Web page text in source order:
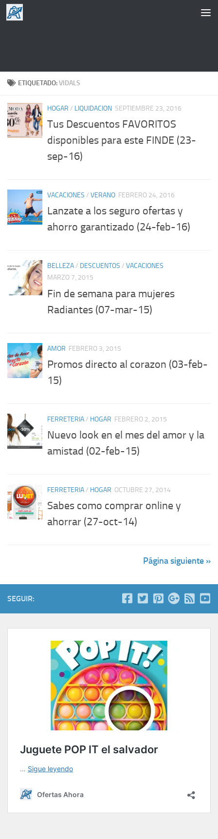
Saltar al contenido
ETIQUETADO:VIDALS
HOGAR / LIQUIDACION SEPTIEMBRE 23, 2016
Tus Descuentos FAVORITOS
disponibles para este FINDE (23-
sep-16)
VACACIONES / VERANO FEBRERO 24, 2016
Lanzate a los seguro ofertas y
ahorro garantizado (24-feb-16)
BELLEZA/ DESCUENTOS / VACACIONES
MARZO 7, 2015
Fin de semana para mujeres
Radiantes (07-mar-15)
AMOR FEBRERO 3, 2015
Promos directo al corazon (03-feb-
15)
FERRETERIA/ HOGAR FEBRERO 2, 2015
Nuevo look en el mes del amor y la
amistad (02-feb-15)
FERRETERIA/ HOGAR OCTUBRE 27, 2014
Sabes como comprar online y
ahorrar (27-oct-14)
Página siguiente »
SEGUIR: